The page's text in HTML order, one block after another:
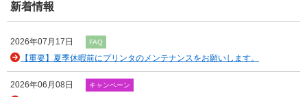
新着情報
2026年07月17日 FAQ
【重要】夏季休暇前にプリンタのメンテナンスをお願いします。
2026年06月08日 キャンペーン